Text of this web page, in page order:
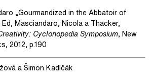
„Gourmandized in the Abbatoir of
Ed, Masciandaro, Nicola a Thacker,
Cyclonopedia Symposium, New
2012, p.190
a Šimon Kadlčák